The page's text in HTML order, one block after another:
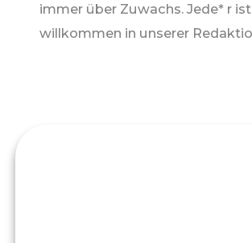
immer über Zuwachs. Jede* r ist
willkommen in unserer